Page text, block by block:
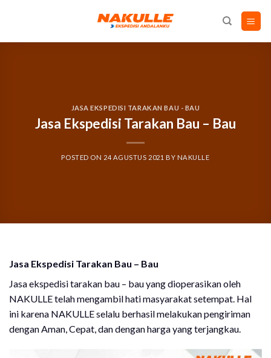
JASA EKSPEDISI TARAKAN BAU - BAU
Jasa Ekspedisi Tarakan Bau – Bau
POSTED ON 24 AGUSTUS 2021 BY NAKULLE
Jasa Ekspedisi Tarakan Bau – Bau
Jasa ekspedisi tarakan bau – bau yang dioperasikan oleh
NAKULLE telah mengambil hati masyarakat setempat. Hal
ini karena NAKULLE selalu berhasil melakukan pengiriman
dengan Aman, Cepat, dan dengan harga yang terjangkau.